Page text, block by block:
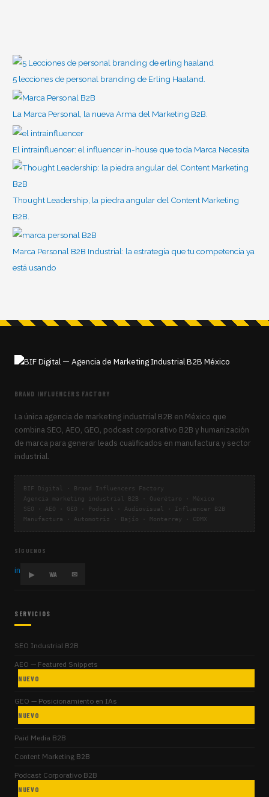
5 lecciones de personal branding de Erling Haaland.
La Marca Personal, la nueva Arma del Marketing B2B.
El intrainfluencer: el influencer in-house que toda Marca Necesita
Thought Leadership, la piedra angular del Content Marketing
B2B.
Marca Personal B2B Industrial: la estrategia que tu competencia ya
está usando
BRAND INFLUENCERS FACTORY
La única agencia de marketing industrial B2B en México que
combina SEO, AEO, GEO, podcast corporativo B2B y humanización
de marca para generar leads cualificados en manufactura y sector
industrial.
BIF Digital · Brand Influencers Factory
Agencia marketing industrial B2B · Querétaro · México
SEO · AEO · GEO · Podcast · Audiovisual · Influencer B2B
Manufactura · Automotriz · Bajío · Monterrey · CDMX
SÍGUENOS
in ▶ WA ✉
SERVICIOS
SEO Industrial B2B
AEO — Featured Snippets
NUEVO
GEO — Posicionamiento en IAs
NUEVO
Paid Media B2B
Content Marketing B2B
Podcast Corporativo B2B
NUEVO